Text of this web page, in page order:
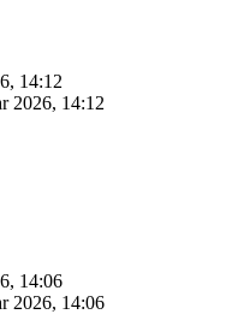
14:12
2026, 14:12
14:06
2026, 14:06